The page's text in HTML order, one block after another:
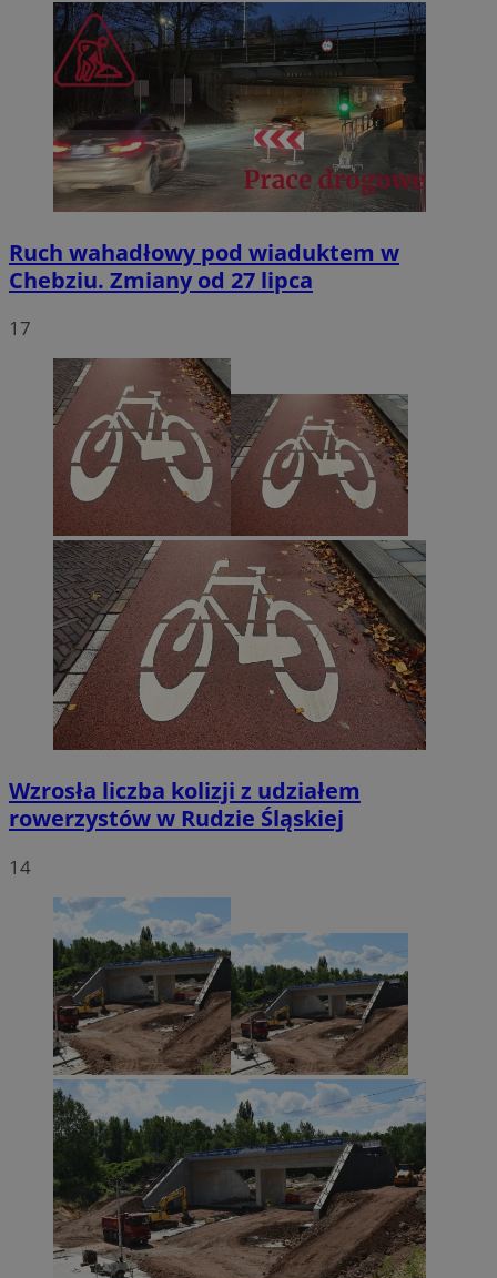
Ruch wahadłowy pod wiaduktem w
Chebziu. Zmiany od 27 lipca
17
Wzrosła liczba kolizji z udziałem
rowerzystów w Rudzie Śląskiej
14